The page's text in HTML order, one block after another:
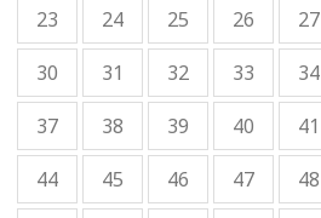
23
24 25 26 27
30
31 32 33 34
37
38 39 40 41
44
45 46 47 48